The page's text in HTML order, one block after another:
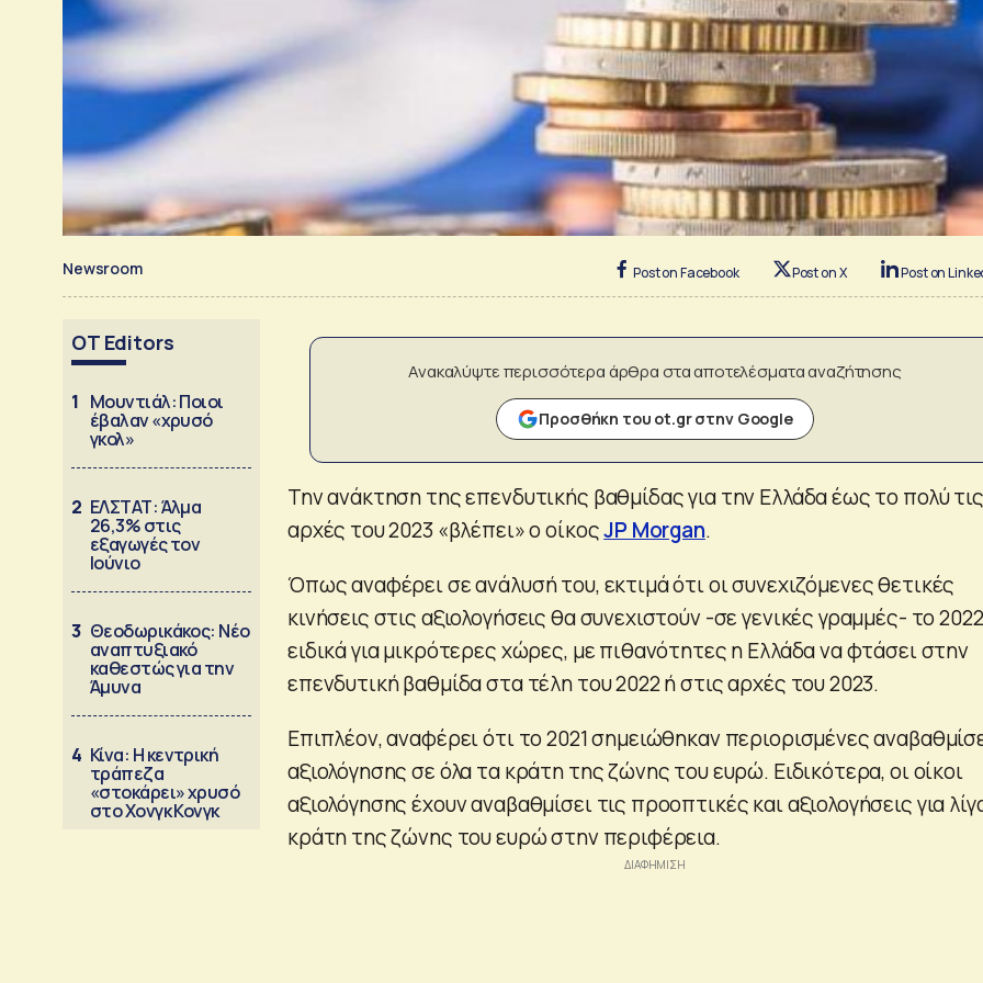
Newsroom Post on Facebook Post on X Post on
OT Editors
1 Μουντιάλ: Ποιοι
έβαλαν «χρυσό
γκολ»
2 ΕΛΣΤΑΤ: Άλμα
26,3% στις
εξαγωγές τον
Ιούνιο
3 Θεοδωρικάκος: Νέο
αναπτυξιακό
καθεστώς για την
Άμυνα
4 Κίνα: Η κεντρική
τράπεζα
«στοκάρει» χρυσό
στο Χονγκ Κονγκ
Ανακαλύψτε περισσότερα άρθρα στα αποτελέσματα αναζήτησης
Προσθήκη του ot.gr στην Google
Την ανάκτηση της επενδυτικής βαθμίδας για την Ελλάδα έως το πολύ τις
αρχές του 2023 «βλέπει» ο οίκοςJP Morgan.
Όπως αναφέρει σε ανάλυσή του, εκτιμά ότι οι συνεχιζόμενες θετικές
κινήσεις στις αξιολογήσεις θα συνεχιστούν -σε γενικές γραμμές- το
ειδικά για μικρότερες χώρες, με πιθανότητες η Ελλάδα να φτάσει στην
επενδυτική βαθμίδα στα τέλη του 2022 ή στις αρχές του 2023.
Επιπλέον, αναφέρει ότι το 2021 σημειώθηκαν περιορισμένες
αξιολόγησης σε όλα τα κράτη της ζώνης του ευρώ. Ειδικότερα, οι οίκοι
αξιολόγησης έχουν αναβαθμίσει τις προοπτικές και αξιολογήσεις για
κράτη της ζώνης του ευρώ στην περιφέρεια.